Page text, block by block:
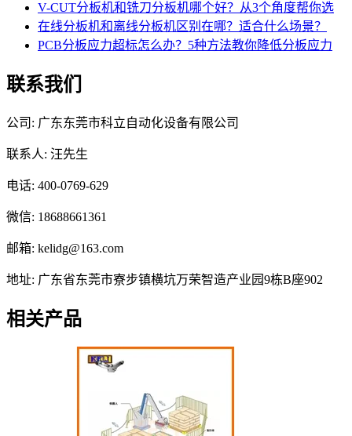
V-CUT分板机和铣刀分板机哪个好？从3个角度帮你选
在线分板机和离线分板机区别在哪？适合什么场景？
PCB分板应力超标怎么办？5种方法教你降低分板应力
联系我们
公司: 广东东莞市科立自动化设备有限公司
联系人: 汪先生
电话: 400-0769-629
微信: 18688661361
邮箱: kelidg@163.com
地址: 广东省东莞市寮步镇横坑万荣智造产业园9栋B座902
相关产品